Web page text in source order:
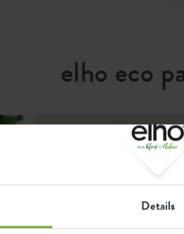
Details
På så sätt kan Du
till en grönare värld.
elho eco
This
100%
and 0%